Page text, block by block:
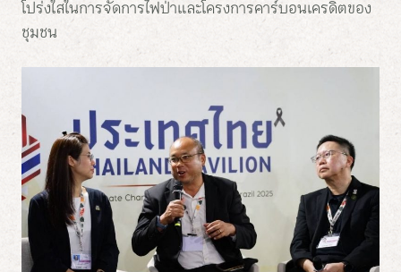
โปร่งใสในการจัดการไฟป่าและโครงการคาร์บอนเครดิตของ
ชุมชน